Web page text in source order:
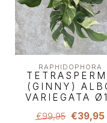
RAPHIDOPHORA
(GINNY)
VARIEGATA
€99,95 €39,95